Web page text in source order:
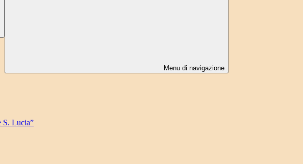
Menu di navigazione
S. Lucia”